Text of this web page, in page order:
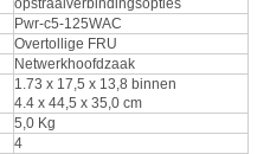
opstraalverbindingsopties
Pwr-c5-125WAC
Overtollige FRU
Netwerkhoofdzaak
1.73 x 17,5 x 13,8 binnen
4.4 x 44,5 x 35,0 cm
5,0 Kg
4